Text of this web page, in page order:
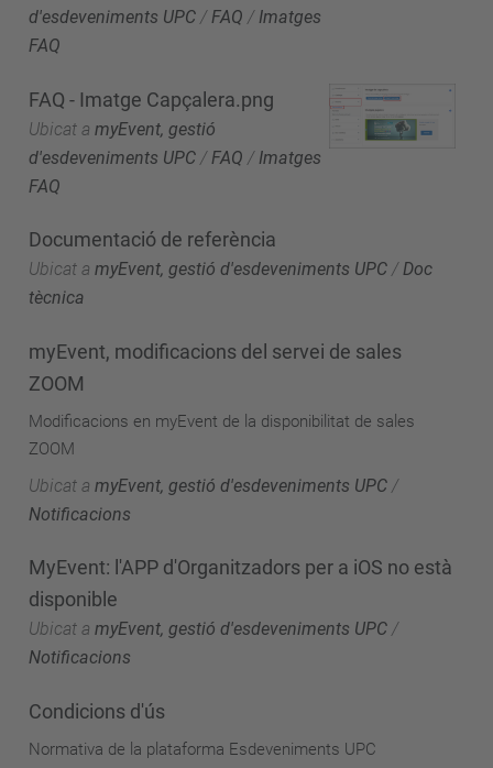
d'esdeveniments UPC /FAQ / Imatges
FAQ
FAQ - Imatge Capçalera.png
Ubicat a myEvent, gestió
d'esdeveniments UPC / FAQ / Imatges
FAQ
Documentació de referència
Ubicat a myEvent, gestió d'esdeveniments UPC /Doc
tècnica
myEvent, modificacions del servei de sales
ZOOM
Modificacions en myEvent de la disponibilitat de sales
ZOOM
Ubicat a myEvent, gestió d'esdeveniments UPC /
Notificacions
MyEvent: l'APP d'Organitzadors per a iOS no està
disponible
Ubicat a myEvent, gestió d'esdeveniments UPC /
Notificacions
Condicions d'ús
Normativa de la plataforma Esdeveniments UPC